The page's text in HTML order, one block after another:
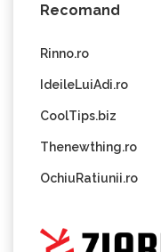
Recomand
Rinno.ro
IdeileLuiAdi.ro
CoolTips.biz
Thenewthing.ro
OchiuRatiunii.ro